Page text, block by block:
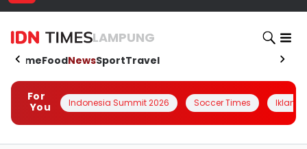
LAMPUNG
HomeFoodNewsSportTravel
For
You
Indonesia Summit 2026 Soccer Times Iklanin